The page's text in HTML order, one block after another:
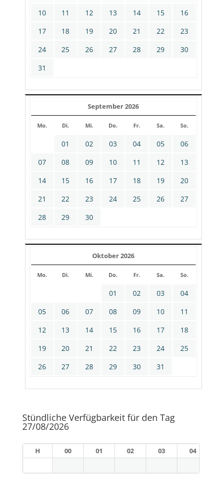
10
11 12 13 14 15
16
17
18 19 20 21 22
23
24
25 26 27 28 29
30
31
September 2026
Mo. Di. Mi. Do. Fr. Sa. So.
01 02 03 04 05
06
07
08 09 10 11 12
13
14
15 16 17 18 19
20
21
22 23 24 25 26
27
28
29 30
Oktober 2026
Mo. Di. Mi. Do. Fr. Sa. So.
01 02 03
04
05
06 07 08 09 10
11
12
13 14 15 16 17
18
19
20 21 22 23 24
25
26
27 28 29 30 31
Stündliche Verfügbarkeit für den Tag
27/08/2026
H 00 01 02 03 04